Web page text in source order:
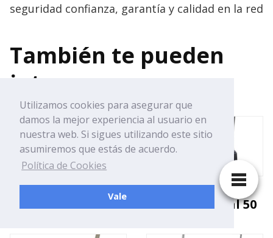
seguridad confianza, garantía y calidad en la red
También te pueden
interesar
Encuadernadora
Encuadernadora
fellowes metal 50
Utilizamos cookies para asegurar que
damos la mejor experiencia al usuario en
nuestra web. Si sigues utilizando este sitio
asumiremos que estás de acuerdo.
Política de Cookies
Vale